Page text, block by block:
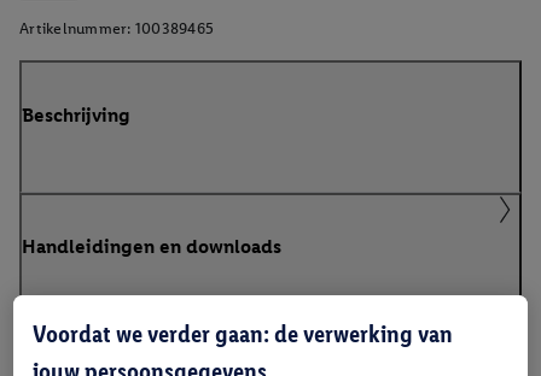
Artikelnummer: 100389465
Beschrijving
Handleidingen en downloads
Voordat we verder gaan: de verwerking van